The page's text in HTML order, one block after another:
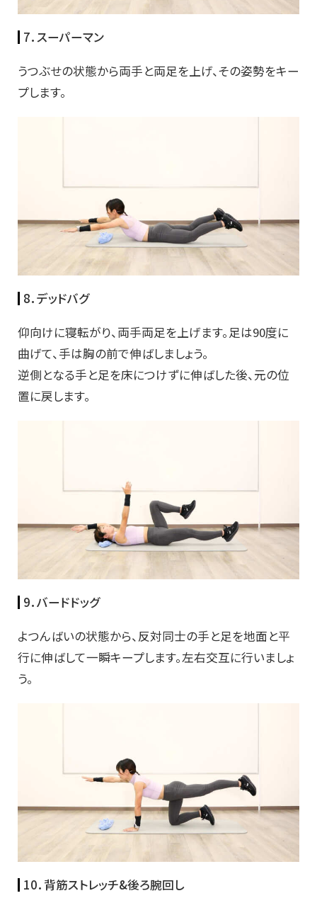
7．スーパーマン
うつぶせの状態から両手と両足を上げ、その姿勢をキー
プします。
8．デッドバグ
仰向けに寝転がり、両手両足を上げます。足は90度に
曲げて、手は胸の前で伸ばしましょう。
逆側となる手と足を床につけずに伸ばした後、元の位
置に戻します。
9．バードドッグ
よつんばいの状態から、反対同士の手と足を地面と平
行に伸ばして一瞬キープします。左右交互に行いましょ
う。
10．背筋ストレッチ&後ろ腕回し